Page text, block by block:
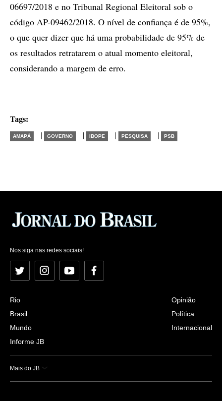
06697/2018 e no Tribunal Regional Eleitoral sob o
código AP-09462/2018. O nível de confiança é de 95%,
o que quer dizer que há uma probabilidade de 95% de
os resultados retratarem o atual momento eleitoral,
considerando a margem de erro.
Tags:
AMAPÁ | GOVERNO | IBOPE | PESQUISA | PSB
Nos siga nas redes sociais!
Twitter InstagramYouTubeFacebook
Rio
Brasil
Mundo
Informe JB
Opinião
Política
Internacional
Mais do JB
Esportes